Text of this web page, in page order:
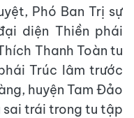
Phó Ban Trị sự
diện Thiền phái
Thanh Toàn tu
Trúc lâm trước
huyện Tam Đảo
sai trái trong tu tập